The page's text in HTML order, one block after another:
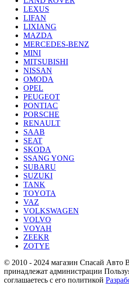
LEXUS
LIFAN
LIXIANG
MAZDA
MERCEDES-BENZ
MINI
MITSUBISHI
NISSAN
OMODA
OPEL
PEUGEOT
PONTIAC
PORSCHE
RENAULT
SAAB
SEAT
SKODA
SSANG YONG
SUBARU
SUZUKI
TANK
TOYOTA
VAZ
VOLKSWAGEN
VOLVO
VOYAH
ZEEKR
ZOTYE
© 2010 - 2024 магазин Спасай Авто
принадлежат администрации
соглашаетесь с его политикой